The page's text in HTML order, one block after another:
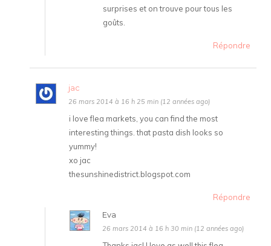
surprises et on trouve pour tous les
goûts.
Répondre
jac
26 mars 2014 à 16 h 25 min (12 années ago)
i love flea markets, you can find the most
interesting things. that pasta dish looks so
yummy!
xo jac
thesunshinedistrict.blogspot.com
Répondre
Eva
26 mars 2014 à 16 h 30 min (12 années ago)